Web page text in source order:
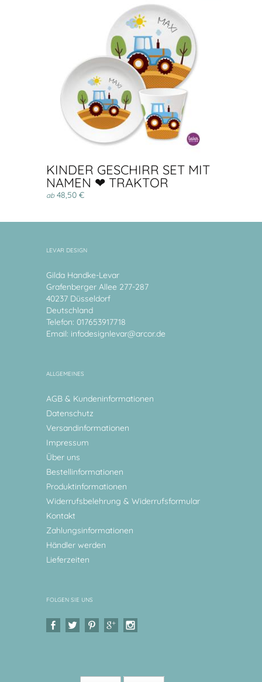
KINDER GESCHIRR SET MIT
NAMEN ❤ TRAKTOR
ab48,50 €
LEVAR DESIGN
Gilda Handke-Levar
Grafenberger Allee 277-287
40237 Düsseldorf
Deutschland
Telefon: 017653917718
Email: infodesignlevar@arcor.de
ALLGEMEINES
AGB & Kundeninformationen
Datenschutz
Versandinformationen
Impressum
Über uns
Bestellinformationen
Produktinformationen
Widerrufsbelehrung & Widerrufsformular
Kontakt
Zahlungsinformationen
Händler werden
Lieferzeiten
FOLGEN SIE UNS